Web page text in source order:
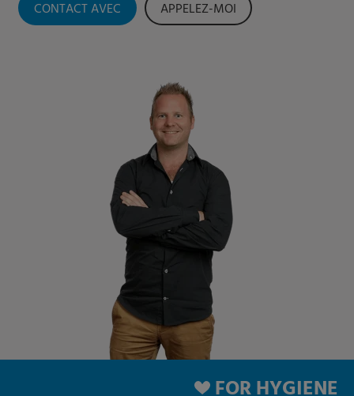
CONTACT AVEC APPELEZ-MOI
FOR HYGIENE